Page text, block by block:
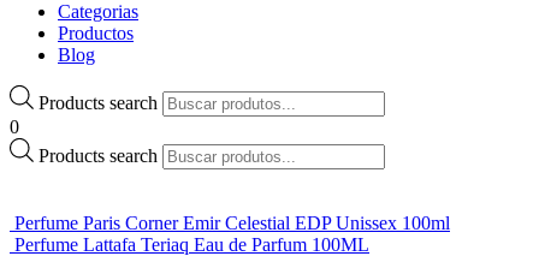
Categorias
Productos
Blog
Products search
0
Products search
Perfume Paris Corner Emir Celestial EDP Unissex 100ml
Perfume Lattafa Teriaq Eau de Parfum 100ML